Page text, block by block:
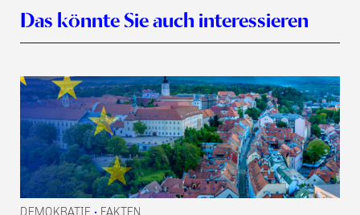
Das könnte Sie auch interessieren
DEMOKRATIE FAKTEN